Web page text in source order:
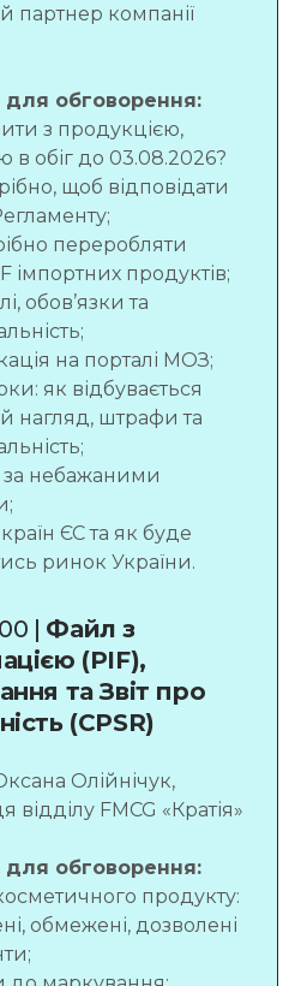
партнер компанії
для обговорення:
з продукцією,
в обіг до 03.08.2026?
щоб відповідати
переробляти
імпортних продуктів;
обов’язки та
на порталі МОЗ;
як відбувається
нагляд, штрафи та
за небажаними
ЄС та як буде
ринок України.
| Файл з
(PIF),
та Звіт про
(CPSR)
Олійнічук,
відділу FMCG «Кратія»
для обговорення:
продукту:
обмежені, дозволені